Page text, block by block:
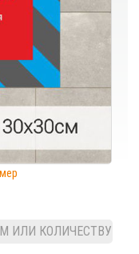
ИЛИ КОЛИЧЕСТВУ